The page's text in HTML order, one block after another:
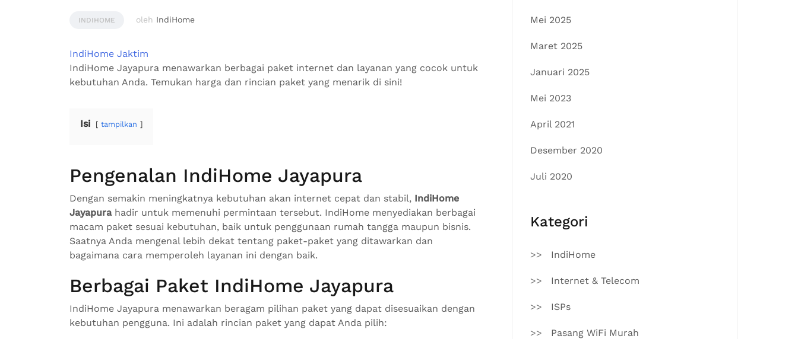
INDIHOME oleh IndiHome
IndiHome Jaktim
IndiHome Jayapura menawarkan berbagai paket internet dan layanan yang cocok untuk
kebutuhan Anda. Temukan harga dan rincian paket yang menarik di sini!
Isi tampilkan
Pengenalan IndiHome Jayapura
Dengan semakin meningkatnya kebutuhan akan internet cepat dan stabil, IndiHome
Jayapurahadir untuk memenuhi permintaan tersebut. IndiHome menyediakan berbagai
macam paket sesuai kebutuhan, baik untuk penggunaan rumah tangga maupun bisnis.
Saatnya Anda mengenal lebih dekat tentang paket-paket yang ditawarkan dan
bagaimana cara memperoleh layanan ini dengan baik.
Berbagai Paket IndiHome Jayapura
IndiHome Jayapura menawarkan beragam pilihan paket yang dapat disesuaikan dengan
kebutuhan pengguna. Ini adalah rincian paket yang dapat Anda pilih:
Mei 2025
Maret 2025
Januari 2025
Mei 2023
April 2021
Desember 2020
Juli 2020
Kategori
IndiHome
Internet & Telecom
ISPs
Pasang WiFi Murah